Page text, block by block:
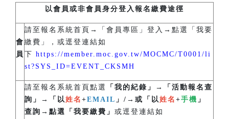
以會員或非會員身分登入報名繳費途徑
會
員
請至報名系統首頁→「會員專區」登入→點選「我要
繳費」，或逕登連結如
下 https://member.moc.gov.tw/MOCMC/T0001/li
st?SYS_ID=EVENT_CKSMH
請至報名系統首頁點選
「我的紀錄」→「活動報名查
詢」→「以 姓名 +EMAIL 」/→或「以 姓名 +手機 」
查詢→點選「我要繳費」 或逕登連結如